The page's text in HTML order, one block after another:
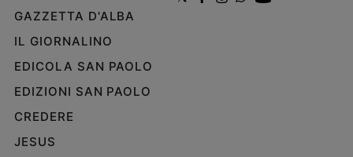
Chi
siamo
Contatti
Pubblicità
GAZZETTA D'ALBA
IL GIORNALINO
EDICOLA SAN PAOLO
EDIZIONI SAN PAOLO
CREDERE
JESUS